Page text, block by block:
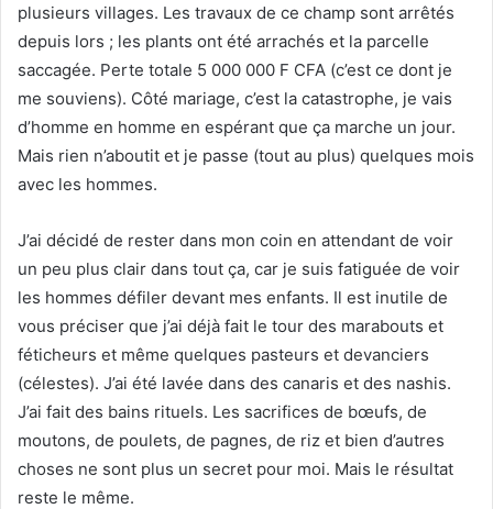
plusieurs villages. Les travaux de ce champ sont arrêtés
depuis lors ; les plants ont été arrachés et la parcelle
saccagée. Perte totale 5 000 000 F CFA (c’est ce dont je
me souviens). Côté mariage, c’est la catastrophe, je vais
d’homme en homme en espérant que ça marche un jour.
Mais rien n’aboutit et je passe (tout au plus) quelques mois
avec les hommes.
J’ai décidé de rester dans mon coin en attendant de voir
un peu plus clair dans tout ça, car je suis fatiguée de voir
les hommes défiler devant mes enfants. Il est inutile de
vous préciser que j’ai déjà fait le tour des marabouts et
féticheurs et même quelques pasteurs et devanciers
(célestes). J’ai été lavée dans des canaris et des nashis.
J’ai fait des bains rituels. Les sacrifices de bœufs, de
moutons, de poulets, de pagnes, de riz et bien d’autres
choses ne sont plus un secret pour moi. Mais le résultat
reste le même.